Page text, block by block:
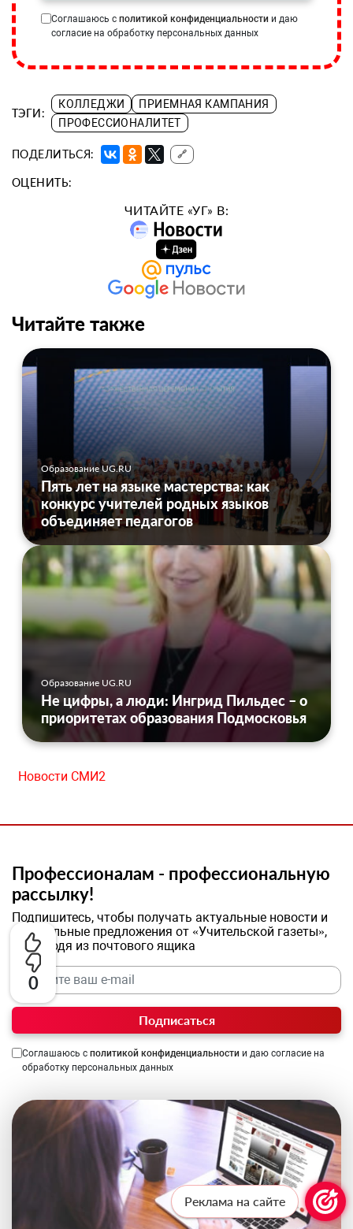
0
Соглашаюсь с политикой конфиденциальности и даю
согласие на обработку персональных данных
ТЭГИ:
КОЛЛЕДЖИ
ПРИЕМНАЯ КАМПАНИЯ
ПРОФЕССИОНАЛИТЕТ
ПОДЕЛИТЬСЯ: 🔗
ОЦЕНИТЬ:
ЧИТАЙТЕ «УГ» В:
Читайте также
Образование UG.RU
Пять лет на языке мастерства: как
конкурс учителей родных языков
объединяет педагогов
Образование UG.RU
Не цифры, а люди: Ингрид Пильдес – о
приоритетах образования Подмосковья
Новости СМИ2
Профессионалам - профессиональную
рассылку!
Подпишитесь, чтобы получать актуальные новости и
специальные предложения от «Учительской газеты»,
не выходя из почтового ящика
Подписаться
Соглашаюсь с политикой конфиденциальности и даю согласие на
обработку персональных данных
Реклама на сайте